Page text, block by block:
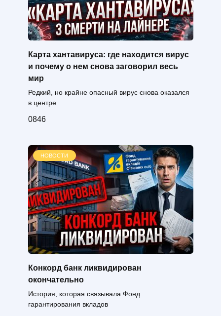
Карта хантавируса: где находится вирус
и почему о нем снова заговорил весь
мир
Редкий, но крайне опасный вирус снова оказался
в центре
0846
НОВОСТИ
Конкорд банк ликвидирован
окончательно
История, которая связывала Фонд
гарантирования вкладов